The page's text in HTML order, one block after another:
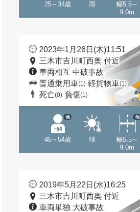
25～34歳 雨
幅5.5～
9.0m
2023年1月26日(木)11:51
三木市吉川町西奥 付近
車両相互 中破事故
普通乗用車(1) 軽貨物車(1)
死亡(0) 負傷(1)
45～54歳
他
晴
幅5.5～
9.0m
他
2019年5月22日(水)16:25
三木市吉川町西奥 付近
車両単独 大破事故